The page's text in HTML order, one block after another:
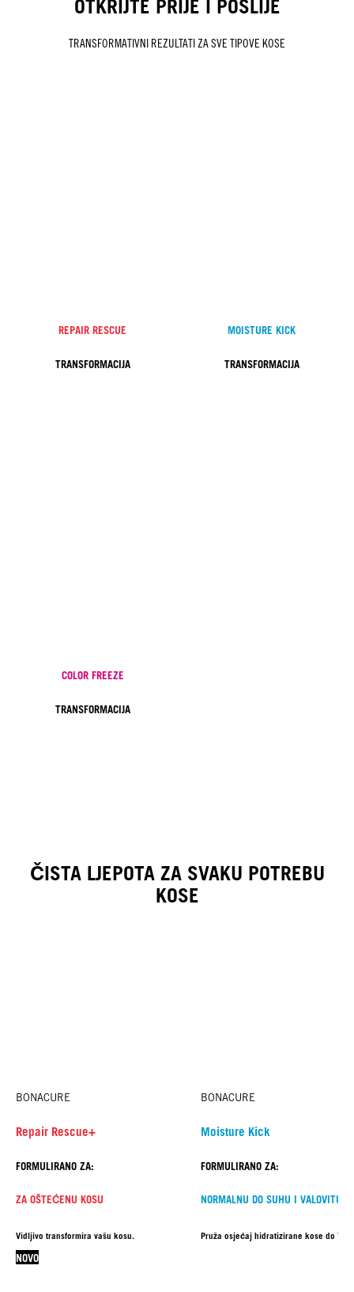
OTKRIJTE PRIJE I POSLIJE
TRANSFORMATIVNI REZULTATI ZA SVE TIPOVE KOSE
REPAIR RESCUE
TRANSFORMACIJA
MOISTURE KICK
TRANSFORMACIJA
COLOR FREEZE
TRANSFORMACIJA
ČISTA LJEPOTA ZA SVAKU POTREBU
KOSE
BONACURE
Repair Rescue+
FORMULIRANO ZA:
ZA OŠTEĆENU KOSU
Vidljivo transformira vašu kosu.
NOVO
BONACURE
Moisture Kick
FORMULIRANO ZA:
NORMALNU DO SUHU I VALOVITU
Pruža osjećaj hidratizirane kose do 72